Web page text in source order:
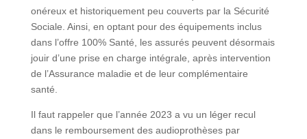
onéreux et historiquement peu couverts par la Sécurité
Sociale. Ainsi, en optant pour des équipements inclus
dans l’offre 100% Santé, les assurés peuvent désormais
jouir d’une prise en charge intégrale, après intervention
de l’Assurance maladie et de leur complémentaire
santé.
Il faut rappeler que l’année 2023 a vu un léger recul
dans le remboursement des audioprothèses par